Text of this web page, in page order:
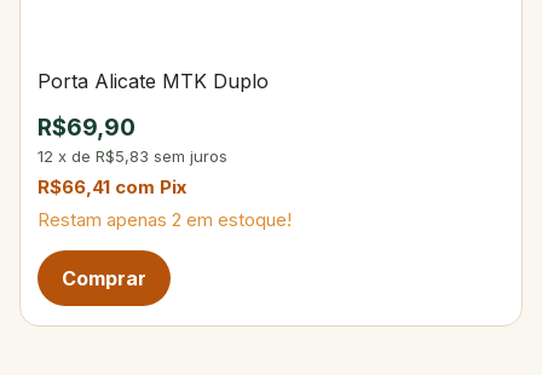
Porta Alicate MTK Duplo
R$69,90
12 x de R$5,83 sem juros
R$66,41 com Pix
Restam apenas 2 em estoque!